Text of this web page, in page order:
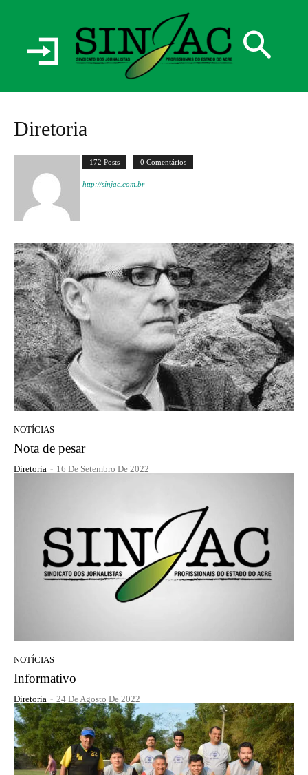
Diretoria
172 Posts 0 Comentários
http://sinjac.com.br
NOTÍCIAS
Nota de pesar
Diretoria - 16 De Setembro De 2022
NOTÍCIAS
Informativo
Diretoria - 24 De Agosto De 2022